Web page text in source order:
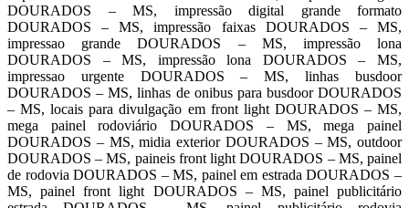
DOURADOS – MS, impressão digital grande formato
DOURADOS – MS, impressão faixas DOURADOS – MS,
impressao grande DOURADOS – MS, impressão lona
DOURADOS – MS, impressão lona DOURADOS – MS,
impressao urgente DOURADOS – MS, linhas busdoor
DOURADOS – MS, linhas de onibus para busdoor DOURADOS
– MS, locais para divulgação em front light DOURADOS – MS,
mega painel rodoviário DOURADOS – MS, mega painel
DOURADOS – MS, midia exterior DOURADOS – MS, outdoor
DOURADOS – MS, paineis front light DOURADOS – MS, painel
de rodovia DOURADOS – MS, painel em estrada DOURADOS –
MS, painel front light DOURADOS – MS, painel publicitário